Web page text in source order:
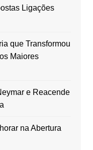
Ligações
que Transformou
Maiores
e Reacende
na Abertura